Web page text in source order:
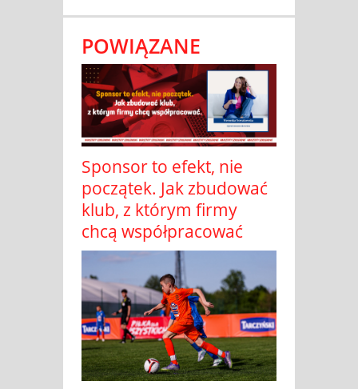
POWIĄZANE
Sponsor to efekt, nie
początek. Jak zbudować
klub, z którym firmy
chcą współpracować